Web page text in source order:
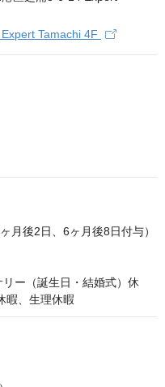
Tamachi 4F
月後2日、6ヶ月後8日付与）
ー（誕生日・結婚式）休
暇、生理休暇